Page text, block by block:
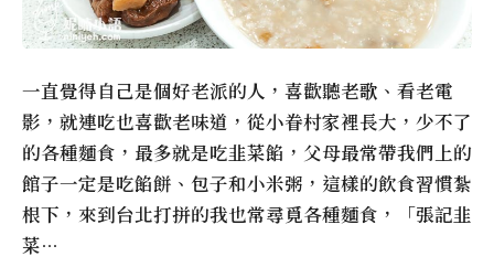
一直覺得自己是個好老派的人，喜歡聽老歌、看老電
影，就連吃也喜歡老味道，從小眷村家裡長大，少不了
的各種麵食，最多就是吃韭菜餡，父母最常帶我們上的
館子一定是吃餡餅、包子和小米粥，這樣的飲食習慣紮
根下，來到台北打拼的我也常尋覓各種麵食，「張記韭
菜…